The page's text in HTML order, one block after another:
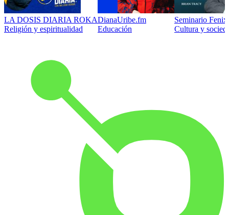
LA DOSIS DIARIA ROKA
Religión y espiritualidad
DianaUribe.fm
Educación
Seminario
Cultura y